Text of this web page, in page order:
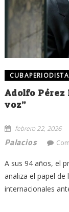
Adolfo Pérez
voz”
febrero 22, 2026
Palacios
A sus 94 años, el
analiza el papel
internacionales